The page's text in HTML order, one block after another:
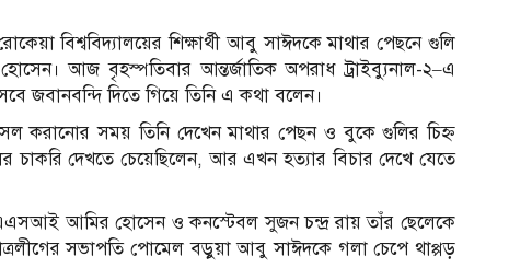
বিশ্ববিদ্যালয়ের শিক্ষার্থী আবু সাঈদকে মাথার পেছনে গুলি
আজ বৃহস্পতিবার আন্তর্জাতিক অপরাধ ট্রাইব্যুনাল-২–এ
জবানবন্দি দিতে গিয়ে তিনি এ কথা বলেন।
সময় তিনি দেখেন মাথার পেছন ও বুকে গুলির চিহ্ন
চাকরি দেখতে চেয়েছিলেন, আর এখন হত্যার বিচার দেখে যেতে
আমির হোসেন ও কনস্টেবল সুজন চন্দ্র রায় তাঁর ছেলেকে
সভাপতি পোমেল বড়ুয়া আবু সাঈদকে গলা চেপে থাপ্পড়